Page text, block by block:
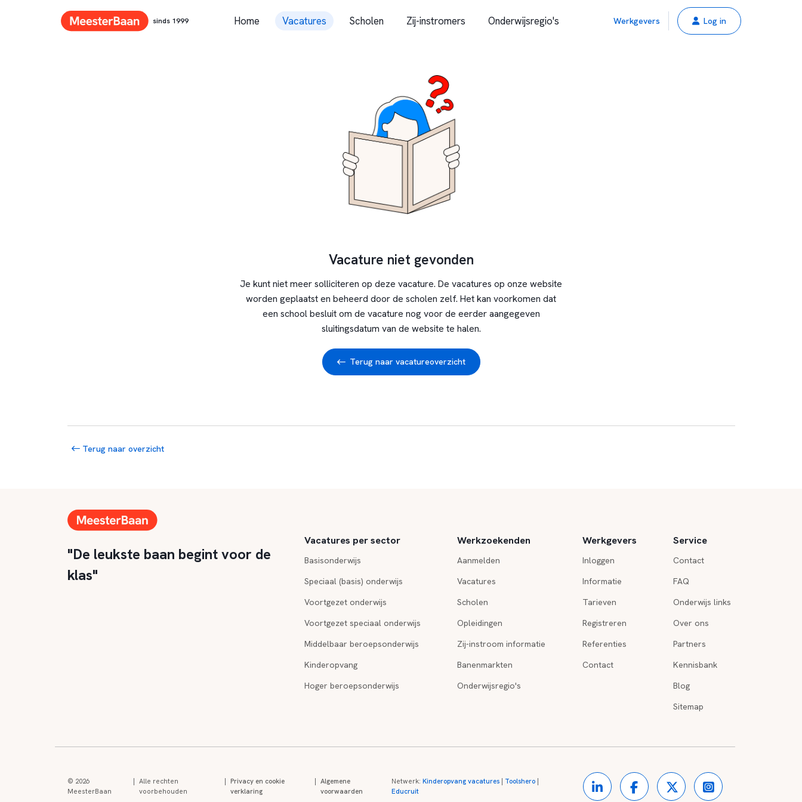
sinds 1999 Home Vacatures Scholen Zij-instromers Onderwijsregio's Werkgevers Log in
Vacature niet gevonden
Je kunt niet meer solliciteren op deze vacature. De vacatures op onze website
worden geplaatst en beheerd door de scholen zelf. Het kan voorkomen dat
een school besluit om de vacature nog voor de eerder aangegeven
sluitingsdatum van de website te halen.
Terug naar vacatureoverzicht
Terug naar overzicht
"De leukste baan begint voor de
klas"
Vacatures per sector
Basisonderwijs
Speciaal (basis) onderwijs
Voortgezet onderwijs
Voortgezet speciaal onderwijs
Middelbaar beroepsonderwijs
Kinderopvang
Hoger beroepsonderwijs
Werkzoekenden
Aanmelden
Vacatures
Scholen
Opleidingen
Zij-instroom informatie
Banenmarkten
Onderwijsregio's
Werkgevers
Inloggen
Informatie
Tarieven
Registreren
Referenties
Contact
Service
Contact
FAQ
Onderwijs links
Over ons
Partners
Kennisbank
Blog
Sitemap
© 2026
MeesterBaan
Alle rechten
voorbehouden
Privacy en cookie
verklaring
Algemene
voorwaarden
Netwerk: Kinderopvang vacatures| Toolshero|
Educruit